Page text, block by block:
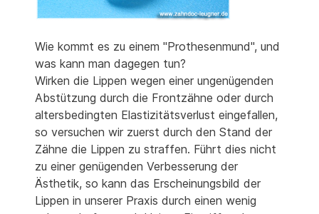
Wie kommt es zu einem "Prothesenmund", und
was kann man dagegen tun?
Wirken die Lippen wegen einer ungenügenden
Abstützung durch die Frontzähne oder durch
altersbedingten Elastizitätsverlust eingefallen,
so versuchen wir zuerst durch den Stand der
Zähne die Lippen zu straffen. Führt dies nicht
zu einer genügenden Verbesserung der
Ästhetik, so kann das Erscheinungsbild der
Lippen in unserer Praxis durch einen wenig